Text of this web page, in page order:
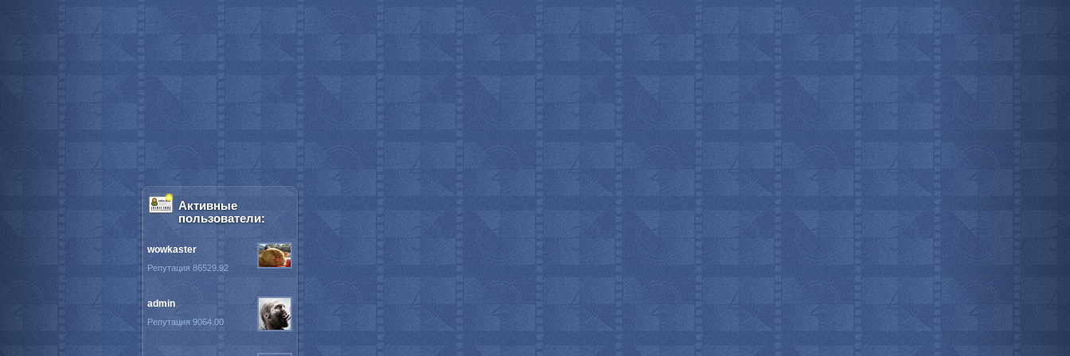
Активные
пользователи:
wowkaster
Репутация 86529.92
admin
Репутация 9064.00